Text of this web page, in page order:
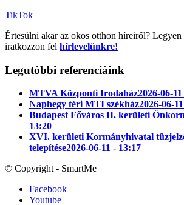
TikTok
Értesülni akar az okos otthon híreiről? Legyen
iratkozzon fel hírlevelünkre!
Legutóbbi referenciáink
MTVA Központi Irodaház2026-06-
Naphegy téri MTI székház2026-06-
Budapest Főváros II. kerületi
13:20
XVI. kerületi Kormányhivatal
telepítése2026-06-11 - 13:17
© Copyright - SmartMe
Facebook
Youtube